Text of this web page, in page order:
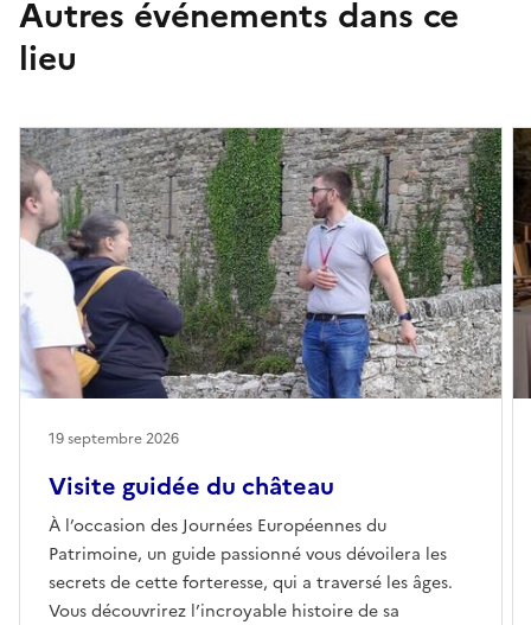
Autres événements dans ce
lieu
Visite guidée du château
À l’occasion des Journées Européennes du
Patrimoine, un guide passionné vous dévoilera les
secrets de cette forteresse, qui a traversé les âges.
Vous découvrirez l’incroyable histoire de sa
19 septembre 2026